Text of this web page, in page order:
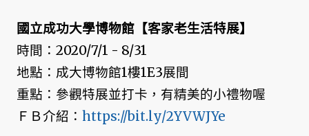
國立成功大學博物館【客家老生活特展】
時間：2020/7/1 - 8/31
地點：成大博物館1樓1E3展間
重點：參觀特展並打卡，有精美的小禮物喔
ＦＢ介紹： https://bit.ly/2YVWJYe